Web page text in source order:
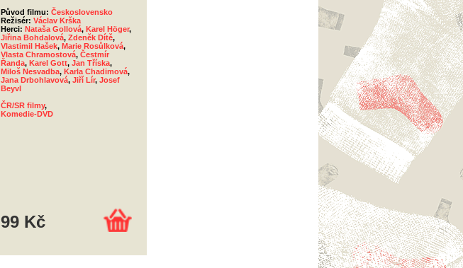
Původ filmu: Československo
Režisér: Václav Krška
Herci: Nataša Gollová, Karel Höger,
Jiřina Bohdalová, Zdeněk Dítě,
Vlastimil Hašek, Marie Rosůlková,
Vlasta Chramostová, Čestmír
Řanda, Karel Gott, Jan Tříska,
Miloš Nesvadba, Karla Chadimová,
Jana Drbohlavová, Jiří Lír, Josef
Beyvl
ČR/SR filmy,
Komedie-DVD
99 Kč